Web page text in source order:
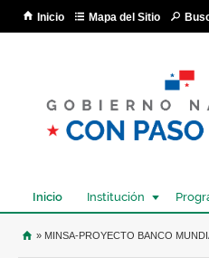
Inicio Mapa del Sitio
Inicio Institución
USTED SE ENCUENTRA
» MINSA-PROYECTO BANCO